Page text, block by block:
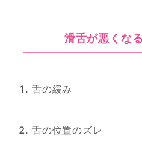
滑舌が悪くな
舌の緩み
舌の位置のズレ